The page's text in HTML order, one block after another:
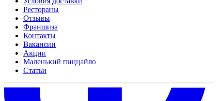
Рестораны
Отзывы
Франшиза
Контакты
Вакансии
Акции
Маленький пиццайло
Статьи